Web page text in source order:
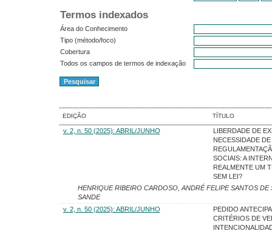
Termos indexados
Área do Conhecimento
Tipo (método/foco)
Cobertura
Todos os campos de termos de indexação
EDIÇÃO TÍTULO
v. 2, n. 50 (2025): ABRIL/JUNHO
LIBERDADE DE
NECESSIDADE DE
SOCIAIS: A
REALMENTE UM
SEM LEI?
HENRIQUE RIBEIRO CARDOSO, ANDRÉ FELIPE SANTOS
SANDE
v. 2, n. 50 (2025): ABRIL/JUNHO
PEDIDO
CRITÉRIOS DE